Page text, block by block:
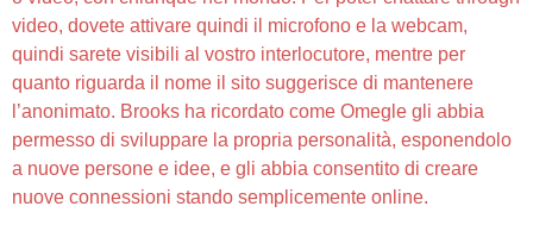
video, dovete attivare quindi il microfono e la webcam,
quindi sarete visibili al vostro interlocutore, mentre per
quanto riguarda il nome il sito suggerisce di mantenere
l’anonimato. Brooks ha ricordato come Omegle gli abbia
permesso di sviluppare la propria personalità, esponendolo
a nuove persone e idee, e gli abbia consentito di creare
nuove connessioni stando semplicemente online.